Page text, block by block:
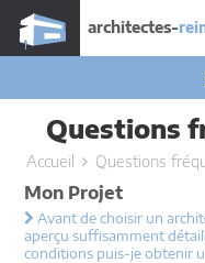
architectes-
Questions
Accueil Questions
Mon Projet
Avant de choisir un
aperçu suffisamment
conditions puis-je obtenir